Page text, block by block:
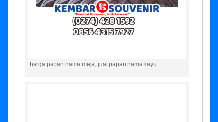
harga papan nama meja, jual papan nama kayu